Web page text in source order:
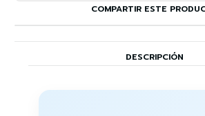
COMPARTIR ESTE
DESCRIPCIÓN